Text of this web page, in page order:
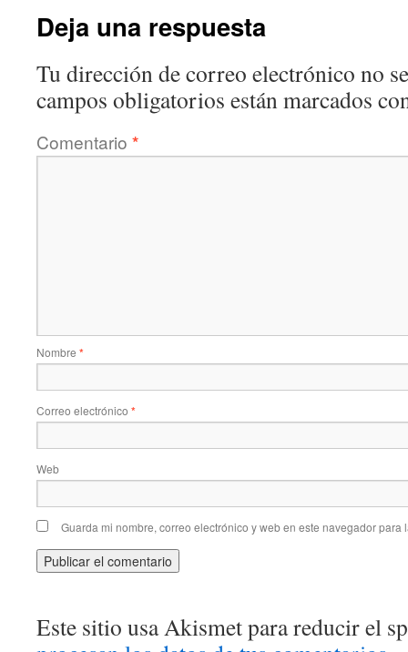
Deja una respuesta
Tu dirección de correo electrónico no
campos obligatorios están marcados
Comentario *
Nombre *
Correo electrónico *
Web
Guarda mi nombre, correo electrónico y web en este navegador para
Este sitio usa Akismet para reducir el